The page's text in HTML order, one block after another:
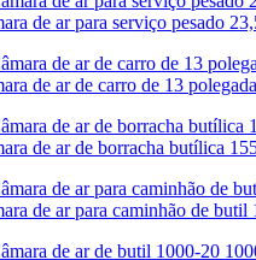
de ar para serviço pesado
de ar de carro de 13
de ar de borracha butílica
de ar para caminhão de